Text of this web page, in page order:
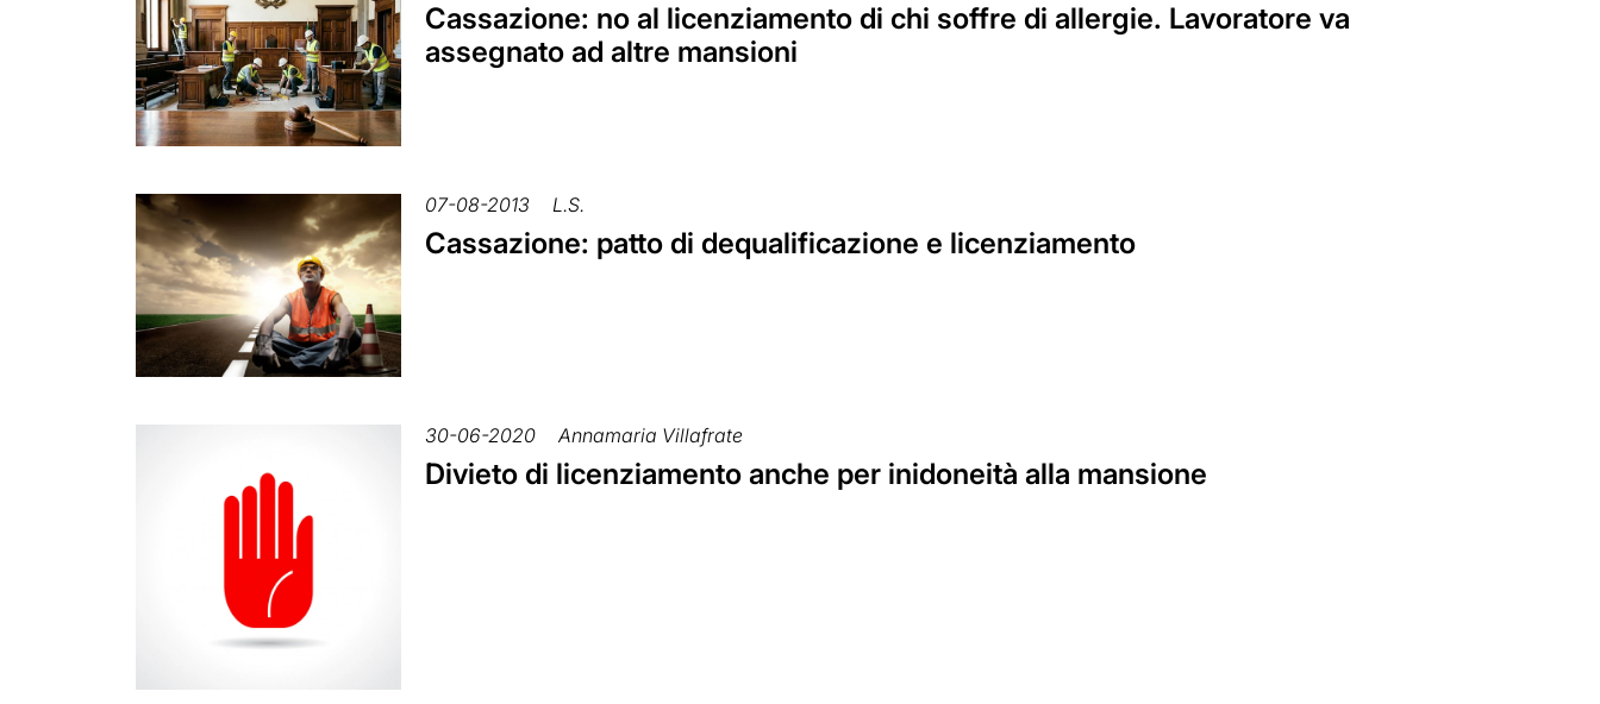
Cassazione: no al licenziamento di chi soffre di allergie. Lavoratore va
assegnato ad altre mansioni
07-08-2013 L.S.
Cassazione: patto di dequalificazione e licenziamento
30-06-2020 Annamaria Villafrate
Divieto di licenziamento anche per inidoneità alla mansione